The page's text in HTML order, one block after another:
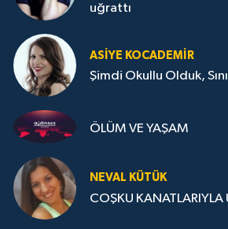
uğrattı
ASIYE KOCADEMİR
Şimdi Okullu Olduk,
ÖLÜM VE YAŞAM
NEVAL KÜTÜK
COŞKU KANATLARIYLA